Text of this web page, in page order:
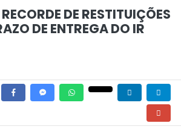
DE RESTITUIÇÕES
DE ENTREGA DO IR